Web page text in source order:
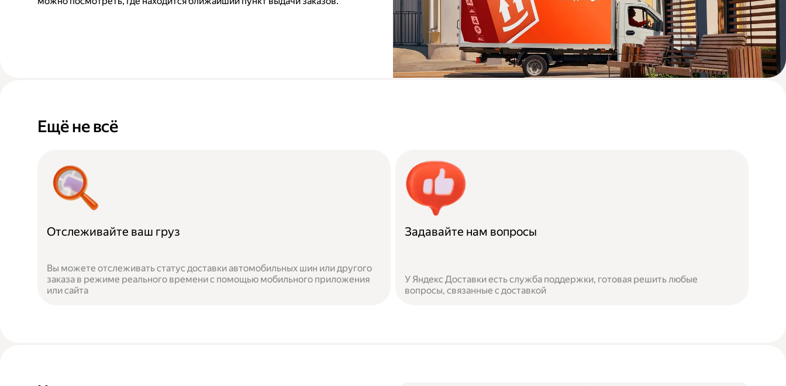
Ещё не всё
Отслеживайте ваш груз
Вы можете отслеживать статус доставки автомобильных шин или другого
заказа в режиме реального времени с помощью мобильного приложения
или сайта
Задавайте нам вопросы
У Яндекс Доставки есть служба поддержки, готовая решить любые
вопросы, связанные с доставкой